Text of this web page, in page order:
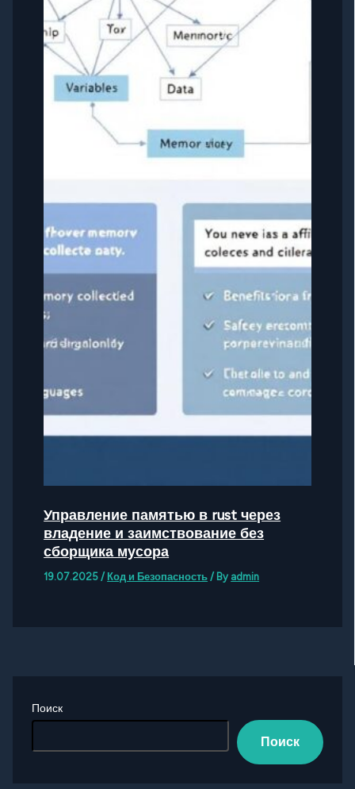
Управление памятью в rust через
владение и заимствование без
сборщика мусора
19.07.2025 / Код и Безопасность / By admin
Поиск
Поиск